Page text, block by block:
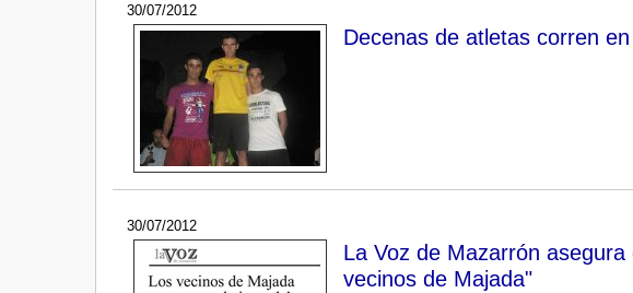
30/07/2012
Decenas de atletas corren
30/07/2012
La Voz de Mazarrón
vecinos de Majada"